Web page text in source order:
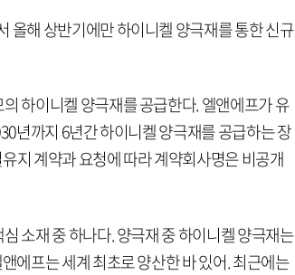
올해 상반기에만 하이니켈 양극재를 통한 신규
하이니켈 양극재를 공급한다. 엘앤에프가 유
년까지 6년간 하이니켈 양극재를 공급하는 장
지 계약과 요청에 따라 계약회사명은 비공개
소재 중 하나다. 양극재 중 하이니켈 양극재는
에프는 세계 최초로 양산한 바 있어. 최근에는